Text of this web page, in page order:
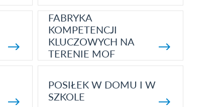
FABRYKA
KOMPETENCJI
KLUCZOWYCH NA
TERENIE MOF
POSIŁEK W DOMU I W
SZKOLE